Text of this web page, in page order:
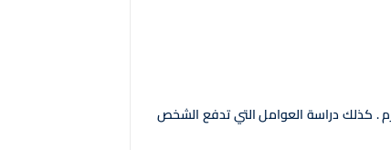
. كذلك دراسة العوامل التي تدفع الشخص